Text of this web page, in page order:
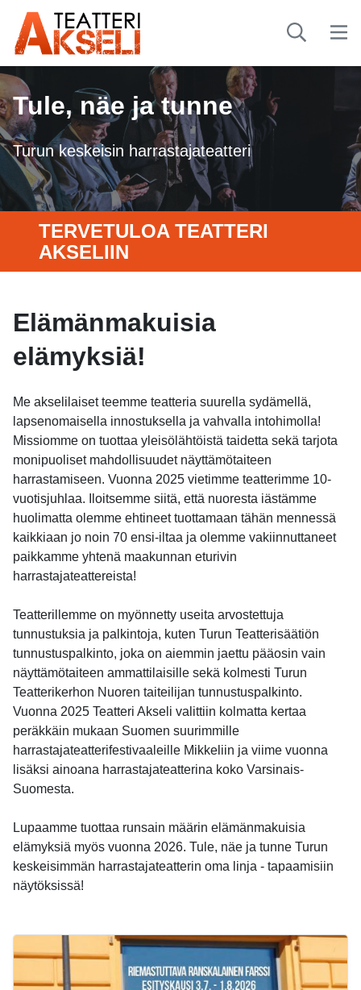
Tule, näe ja tunne
Turun keskeisin harrastajateatteri
TERVETULOA TEATTERI
AKSELIIN
Elämänmakuisia
elämyksiä!
Me akselilaiset teemme teatteria suurella sydämellä,
lapsenomaisella innostuksella ja vahvalla intohimolla!
Missiomme on tuottaa yleisölähtöistä taidetta sekä tarjota
monipuoliset mahdollisuudet näyttämötaiteen
harrastamiseen. Vuonna 2025 vietimme teatterimme 10-
vuotisjuhlaa. Iloitsemme siitä, että nuoresta iästämme
huolimatta olemme ehtineet tuottamaan tähän mennessä
kaikkiaan jo noin 70 ensi-iltaa ja olemme vakiinnuttaneet
paikkamme yhtenä maakunnan eturivin
harrastajateattereista!
Teatterillemme on myönnetty useita arvostettuja
tunnustuksia ja palkintoja, kuten Turun Teatterisäätiön
tunnustuspalkinto, joka on aiemmin jaettu pääosin vain
näyttämötaiteen ammattilaisille sekä kolmesti Turun
Teatterikerhon Nuoren taiteilijan tunnustuspalkinto.
Vuonna 2025 Teatteri Akseli valittiin kolmatta kertaa
peräkkäin mukaan Suomen suurimmille
harrastajateatterifestivaaleille Mikkeliin ja viime vuonna
lisäksi ainoana harrastajateatterina koko Varsinais-
Suomesta.
Lupaamme tuottaa runsain määrin elämänmakuisia
elämyksiä myös vuonna 2026. Tule, näe ja tunne Turun
keskeisimmän harrastajateatterin oma linja - tapaamisiin
näytöksissä!